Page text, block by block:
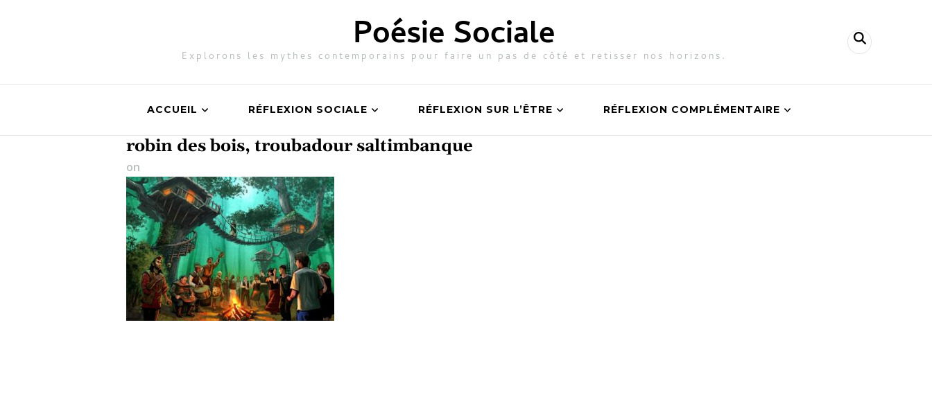
Poésie Sociale
Explorons les mythes contemporains pour faire un pas de côté et retisser nos horizons.
ACCUEIL RÉFLEXION SOCIALE RÉFLEXION SUR L’ÊTRE RÉFLEXION COMPLÉMENTAIRE
robin des bois, troubadour saltimbanque
on